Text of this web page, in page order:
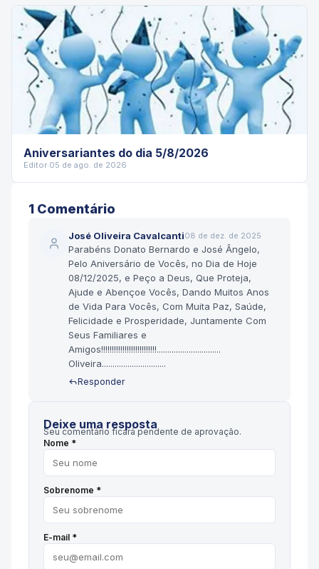
Aniversariantes do dia 5/8/2026
Editor·05 de ago. de 2026
1 Comentário
José Oliveira Cavalcanti08 de dez. de 2025
Parabéns Donato Bernardo e José Ângelo,
Pelo Aniversário de Vocês, no Dia de Hoje
08/12/2025, e Peço a Deus, Que Proteja,
Ajude e Abençoe Vocês, Dando Muitos Anos
de Vida Para Vocês, Com Muita Paz, Saúde,
Felicidade e Prosperidade, Juntamente Com
Seus Familiares e
Amigos!!!!!!!!!!!!!!!!!!!!!!!!!!..............................
Oliveira..............................
Responder
Deixe uma resposta
Seu comentário ficará pendente de aprovação.
Nome *
Sobrenome *
E-mail *